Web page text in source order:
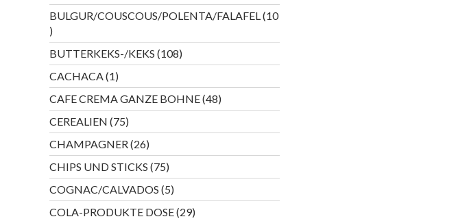
Produkte
BULGUR/COUSCOUS/POLENTA/FALAFEL 10
10
Produkte
BUTTERKEKS-/KEKS 108108
Produkte
CACHACA 11
Produkt
CAFE CREMA GANZE BOHNE 4848
Produkte
CEREALIEN 7575
Produkte
CHAMPAGNER 2626
Produkte
CHIPS UND STICKS 7575
Produkte
COGNAC/CALVADOS 55
Produkte
COLA-PRODUKTE DOSE 2929